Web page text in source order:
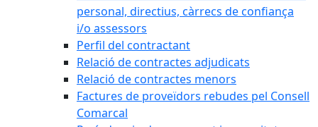
personal, directius, càrrecs de confiança
i/o assessors
Perfil del contractant
Relació de contractes adjudicats
Relació de contractes menors
Factures de proveïdors rebudes pel Consell
Comarcal